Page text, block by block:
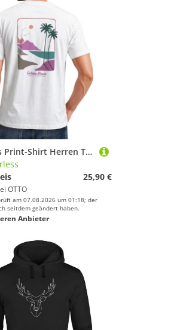
Neverless Print-Shirt Herren T-Shirt Backprint - Surf Design Golden Hours - Baumwollshirt mit Print
25,90 €
OTTO
am 07.08.2026 um 01:18; der
seitdem geändert haben.
Anbieter